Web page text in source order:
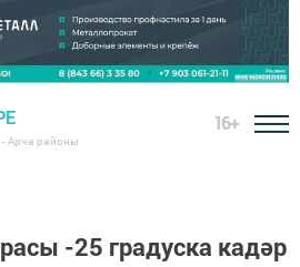
- Арча районы
16+
-25 градуска кадәр